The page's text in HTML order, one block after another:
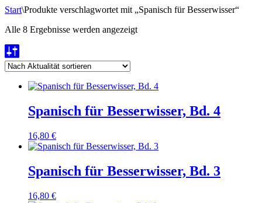
Start\Produkte verschlagwortet mit „Spanisch für Besserwisser“
Alle 8 Ergebnisse werden angezeigtNach
Spanisch für Besserwisser, Bd. 4
16,80 €
Spanisch für Besserwisser, Bd. 3
16,80 €